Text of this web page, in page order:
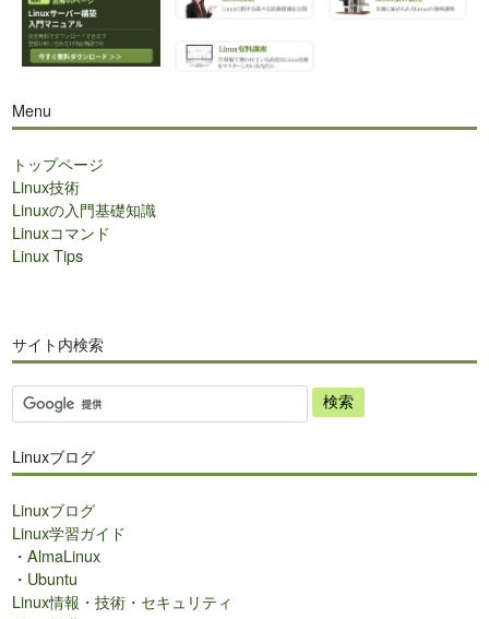
Menu
トップページ
Linux技術
Linuxの入門基礎知識
Linuxコマンド
Linux Tips
サイト内検索
サ
イ
内
索
Linuxブログ
Linuxブログ
Linux学習ガイド
・AlmaLinux
・ Ubuntu
Linux情報・技術・セキュリティ